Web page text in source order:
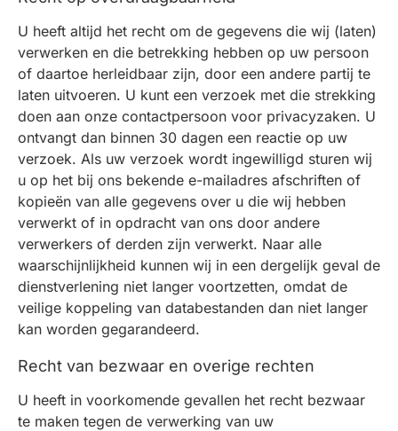
U heeft altijd het recht om de gegevens die wij (laten)
verwerken en die betrekking hebben op uw persoon
of daartoe herleidbaar zijn, door een andere partij te
laten uitvoeren. U kunt een verzoek met die strekking
doen aan onze contactpersoon voor privacyzaken. U
ontvangt dan binnen 30 dagen een reactie op uw
verzoek. Als uw verzoek wordt ingewilligd sturen wij
u op het bij ons bekende e-mailadres afschriften of
kopieën van alle gegevens over u die wij hebben
verwerkt of in opdracht van ons door andere
verwerkers of derden zijn verwerkt. Naar alle
waarschijnlijkheid kunnen wij in een dergelijk geval de
dienstverlening niet langer voortzetten, omdat de
veilige koppeling van databestanden dan niet langer
kan worden gegarandeerd.
Recht van bezwaar en overige rechten
U heeft in voorkomende gevallen het recht bezwaar
te maken tegen de verwerking van uw